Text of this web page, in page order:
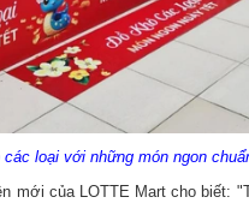
các loại với những món ngon
mới của LOTTE Mart cho biết: